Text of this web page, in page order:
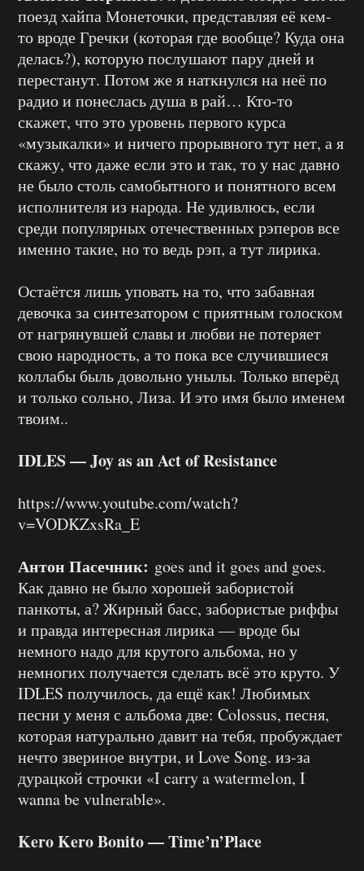
поезд хайпа Монеточки, представляя её кем-
то вроде Гречки (которая где вообще? Куда она
делась?), которую послушают пару дней и
перестанут. Потом же я наткнулся на неё по
радио и понеслась душа в рай… Кто-то
скажет, что это уровень первого курса
«музыкалки» и ничего прорывного тут нет, а я
скажу, что даже если это и так, то у нас давно
не было столь самобытного и понятного всем
исполнителя из народа. Не удивлюсь, если
среди популярных отечественных рэперов все
именно такие, но то ведь рэп, а тут лирика.
Остаётся лишь уповать на то, что забавная
девочка за синтезатором с приятным голоском
от нагрянувшей славы и любви не потеряет
свою народность, а то пока все случившиеся
коллабы быль довольно унылы. Только вперёд
и только сольно, Лиза. И это имя было именем
твоим..
IDLES — Joy as an Act of Resistance
https://www.youtube.com/watch?
v=VODKZxsRa_E
Антон Пасечник: goes and it goes and goes.
Как давно не было хорошей забористой
панкоты, а? Жирный басс, забористые риффы
и правда интересная лирика — вроде бы
немного надо для крутого альбома, но у
немногих получается сделать всё это круто. У
IDLES получилось, да ещё как! Любимых
песни у меня с альбома две: Colossus, песня,
которая натурально давит на тебя, пробуждает
нечто звериное внутри, и Love Song. из-за
дурацкой строчки «I carry a watermelon, I
wanna be vulnerable».
Kero Kero Bonito — Time’n’Place